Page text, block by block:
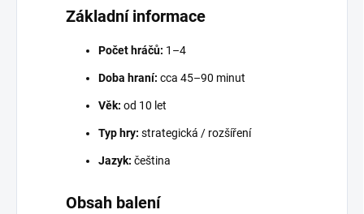
Základní informace
Počet hráčů: 1–4
Doba hraní: cca 45–90 minut
Věk: od 10 let
Typ hry: strategická / rozšíření
Jazyk: čeština
Obsah balení